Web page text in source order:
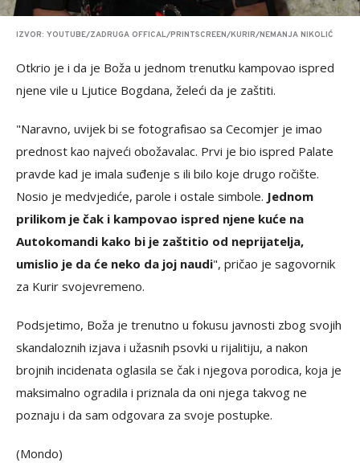
IZVOR: YOUTUBE/ZADRUGA OFFICAL/PRINTSCREEN/KURIR/NEMANJA NIKOLIĆ
Otkrio je i da je Boža u jednom trenutku kampovao ispred
njene vile u Ljutice Bogdana, želeći da je zaštiti.
"Naravno, uvijek bi se fotografisao sa Cecomjer je imao
prednost kao najveći obožavalac. Prvi je bio ispred Palate
pravde kad je imala suđenje s ili bilo koje drugo ročište.
Nosio je medvjediće, parole i ostale simbole. Jednom
prilikom je čak i kampovao ispred njene kuće na
Autokomandi kako bi je zaštitio od neprijatelja,
umislio je da će neko da joj naudi", pričao je sagovornik
za Kurir svojevremeno.
Podsjetimo, Boža je trenutno u fokusu javnosti zbog svojih
skandaloznih izjava i užasnih psovki u rijalitiju, a nakon
brojnih incidenata oglasila se čak i njegova porodica, koja je
maksimalno ogradila i priznala da oni njega takvog ne
poznaju i da sam odgovara za svoje postupke.
(Mondo)